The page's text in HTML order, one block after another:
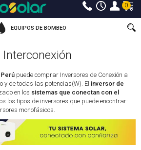
0
EQUIPOS DE BOMBEO
puede comprar Inversores de Conexión a
y de todas las potencias(W). El inversor de
en los sistemas que conectan con el
los tipos de inversores que puede encontrar:
monofásicos.